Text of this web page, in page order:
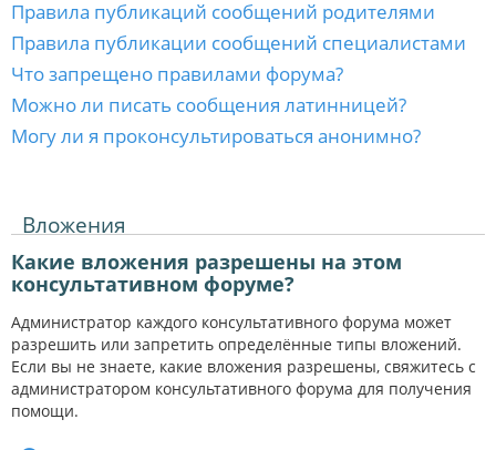
Правила публикаций сообщений родителями
Правила публикации сообщений специалистами
Что запрещено правилами форума?
Можно ли писать сообщения латинницей?
Могу ли я проконсультироваться анонимно?
Вложения
Какие вложения разрешены на этом
консультативном форуме?
Администратор каждого консультативного форума может
разрешить или запретить определённые типы вложений.
Если вы не знаете, какие вложения разрешены, свяжитесь с
администратором консультативного форума для получения
помощи.